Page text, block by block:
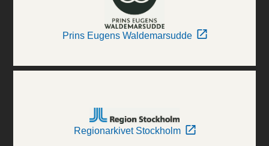
Prins Eugens Waldemarsudde
Regionarkivet Stockholm